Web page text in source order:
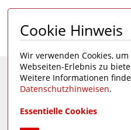
Seite 1 von 2
Eine Seite des
Cookie Hinweis
Wir verwenden Cookies,
Webseiten-Erlebnis zu
Weitere Informationen
Datenschutzhinweisen.
Essentielle Cookies